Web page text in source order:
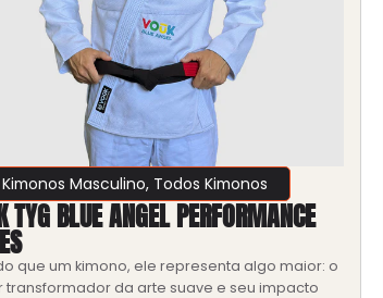
Kimonos Masculino, Todos Kimonos
TYG BLUE ANGEL PERFORMANCE
que um kimono, ele representa algo maior: o
transformador da arte suave e seu impacto